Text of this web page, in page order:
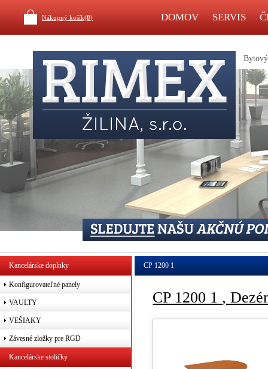
Nákupný košík(0) DOMOV SERVIS
Bytový
Kancelárske doplnky
Konfigurovateľné panely
VAULTY
VEŠIAKY
Závesné zložky pre RGD
Kancelárske stoličky
CP 1200 1
CP 1200 1 ,